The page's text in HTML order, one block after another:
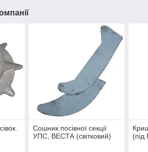
Сошник посівної секції
УПС, ВЕСТА (світковий)